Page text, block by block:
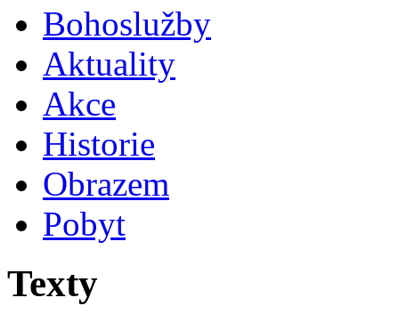
Bohoslužby
Aktuality
Akce
Historie
Obrazem
Pobyt
Texty